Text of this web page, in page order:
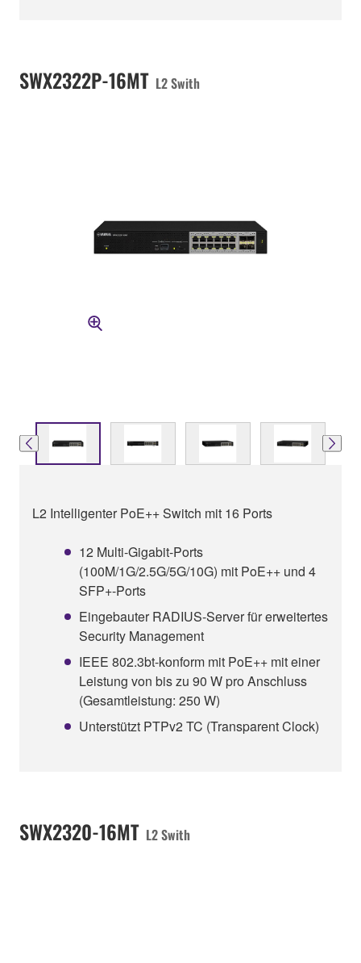
SWX2322P-16MT L2 Swith
L2 Intelligenter PoE++ Switch mit 16 Ports
12 Multi-Gigabit-Ports
(100M/1G/2.5G/5G/10G) mit PoE++ und 4
SFP+-Ports
Eingebauter RADIUS-Server für erweitertes
Security Management
IEEE 802.3bt-konform mit PoE++ mit einer
Leistung von bis zu 90 W pro Anschluss
(Gesamtleistung: 250 W)
Unterstützt PTPv2 TC (Transparent Clock)
SWX2320-16MT L2 Swith